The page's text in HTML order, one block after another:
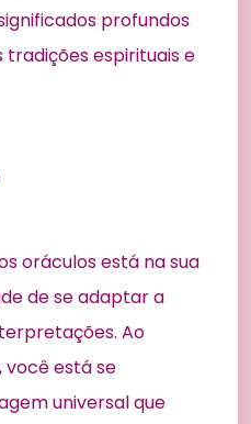
profundos
espirituais e
oráculos está na sua
de se adaptar a
Ao
você está se
universal que